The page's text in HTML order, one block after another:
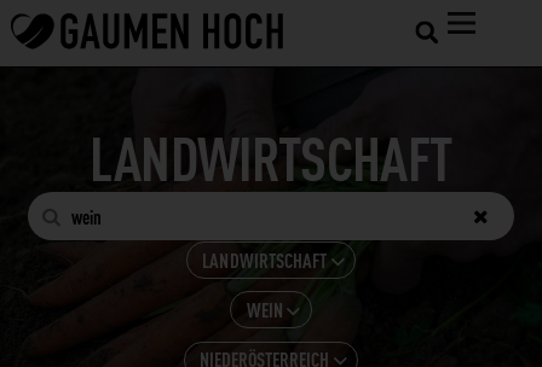
LANDWIRTSCHAFT


LANDWIRTSCHAFT 
ALLE KATEGORIEN
WEIN 
NIEDERÖSTERREICH 